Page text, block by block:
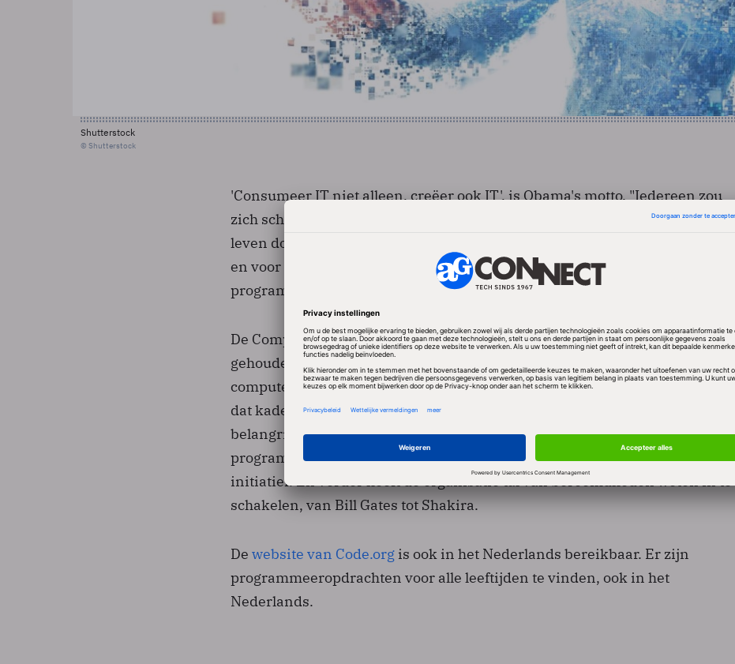
Shutterstock
© Shutterstock
'Consumeer IT niet alleen, creëer ook IT', is Obama's motto. "Iedereen zou
zich scheppend met IT bezig moeten houden, nu IT alle aspecten van ons
leven doordringt", zei Obama. Dat is van belang voor ieders eigen toekomst
en voor de toekomst van Amerika. "Speel niet alleen met je telefoon,
programmeer."
De Computer Science Education Week wordt dit jaar voor de tweede maal
gehouden. Het is een initiatief van non-profitorganisatie Code.org, die
computerwetenschap toegankelijk wil maken voor jongeren wereldwijd. In
dat kader worden deze week 77.000 evenementen georganiseerd. Een
belangrijk onderdeel daarvan is de Hour of Code, een uurtje (leren)
programmeren. In Groot-Brittannië promootte premier David Cameron het
initiatief. En verder heeft de organisatie tal van beroemdheden weten in te
schakelen, van Bill Gates tot Shakira.
De website van Code.org is ook in het Nederlands bereikbaar. Er zijn
programmeeropdrachten voor alle leeftijden te vinden, ook in het
Nederlands.